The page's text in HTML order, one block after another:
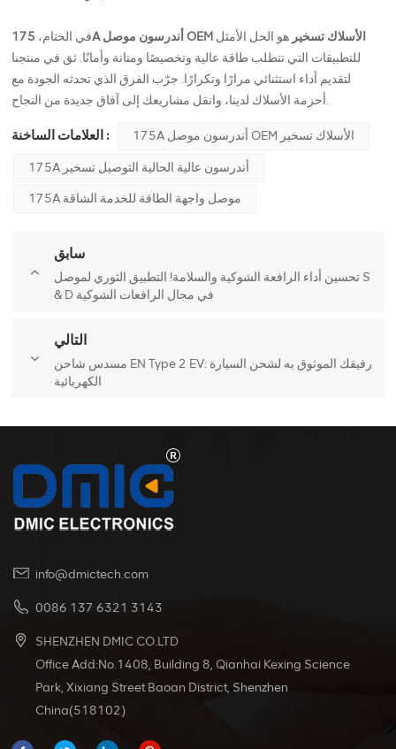
في الختام، 175A أندرسون موصل OEM الأسلاك تسخير هو الحل الأمثل
للتطبيقات التي تتطلب طاقة عالية وتخصيصًا ومتانة وأمانًا. ثق في منتجنا
لتقديم أداء استثنائي مرارًا وتكرارًا. جرّب الفرق الذي تحدثه الجودة مع
أحزمة الأسلاك لدينا، وانقل مشاريعك إلى آفاق جديدة من النجاح.
العلامات الساخنة : 175A أندرسون موصل OEM الأسلاك تسخير
175A أندرسون عالية الحالية التوصيل تسخير
175A موصل واجهة الطاقة للخدمة الشاقة
سابق
تحسين أداء الرافعة الشوكية والسلامة! التطبيق الثوري لموصل S
& D في مجال الرافعات الشوكية
التالي
مسدس شاحن EN Type 2 EV: رفيقك الموثوق به لشحن السيارة
الكهربائية
info@dmictech.com
0086 137 6321 3143
SHENZHEN DMIC CO.LTD
Office Add:No.1408, Building 8, Qianhai Kexing Science
Park, Xixiang Street Baoan District, Shenzhen
China(518102)